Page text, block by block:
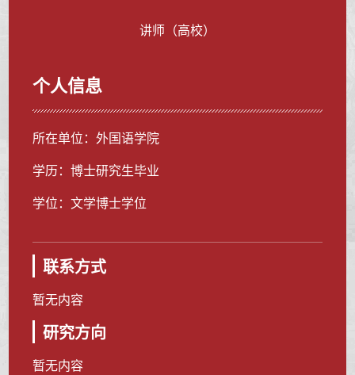
讲师（高校）
个人信息
所在单位：外国语学院
学历：博士研究生毕业
学位：文学博士学位
联系方式
暂无内容
研究方向
暂无内容